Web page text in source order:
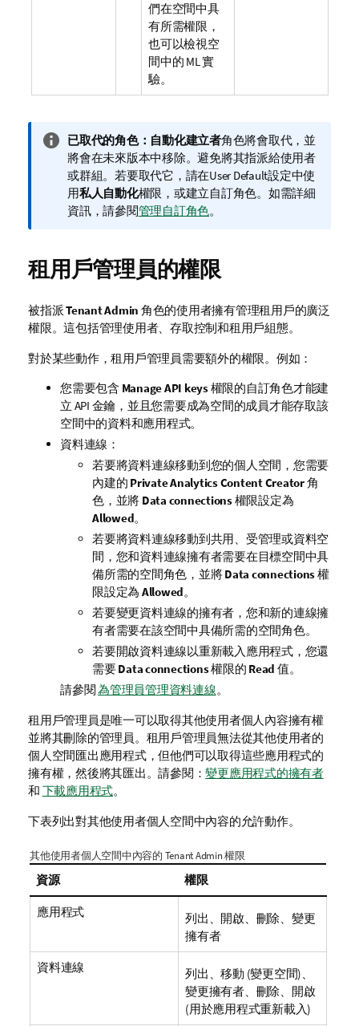
們在空間中具
有所需權限，
也可以檢視空
間中的 ML 實
驗。
資
訊
備
註
已取代的角色： 自動化建立者角色將會取代，並
將會在未來版本中移除。避免將其指派給使用者
或群組。若要取代它，請在User Default設定中使
用私人自動化權限，或建立自訂角色。如需詳細
資訊，請參閱管理自訂角色。
租用戶管理員的權限
被指派Tenant Admin 角色的使用者擁有管理租用戶的廣泛
權限。這包括管理使用者、存取控制和租用戶組態。
對於某些動作，租用戶管理員需要額外的權限。例如：
您需要包含 Manage API keys權限的自訂角色才能建
立 API 金鑰，並且您需要成為空間的成員才能存取該
空間中的資料和應用程式。
資料連線：
若要將資料連線移動到您的個人空間，您需要
內建的 Private Analytics Content Creator角
色，並將 Data connections權限設定為
Allowed。
若要將資料連線移動到共用、受管理或資料空
間，您和資料連線擁有者需要在目標空間中具
備所需的空間角色，並將Data connections權
限設定為 Allowed。
若要變更資料連線的擁有者，您和新的連線擁
有者需要在該空間中具備所需的空間角色。
若要開啟資料連線以重新載入應用程式，您還
需要Data connections權限的 Read 值。
請參閱為管理員管理資料連線。
租用戶管理員是唯一可以取得其他使用者個人內容擁有權
並將其刪除的管理員。租用戶管理員無法從其他使用者的
個人空間匯出應用程式，但他們可以取得這些應用程式的
擁有權，然後將其匯出。請參閱：變更應用程式的擁有者
和 下載應用程式。
下表列出對其他使用者個人空間中內容的允許動作。
其他使用者個人空間中內容的 Tenant Admin 權限
資源 權限
應用程式
列出、開啟、刪除、變更
擁有者
資料連線
列出、移動 (變更空間)、
變更擁有者、刪除、開啟
(用於應用程式重新載入)